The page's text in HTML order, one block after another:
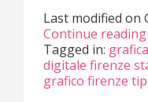
Last modified on
Continue reading
Tagged in:
digitale firenze
grafico firenze